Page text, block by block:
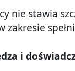
nie stawia
zakresie
i